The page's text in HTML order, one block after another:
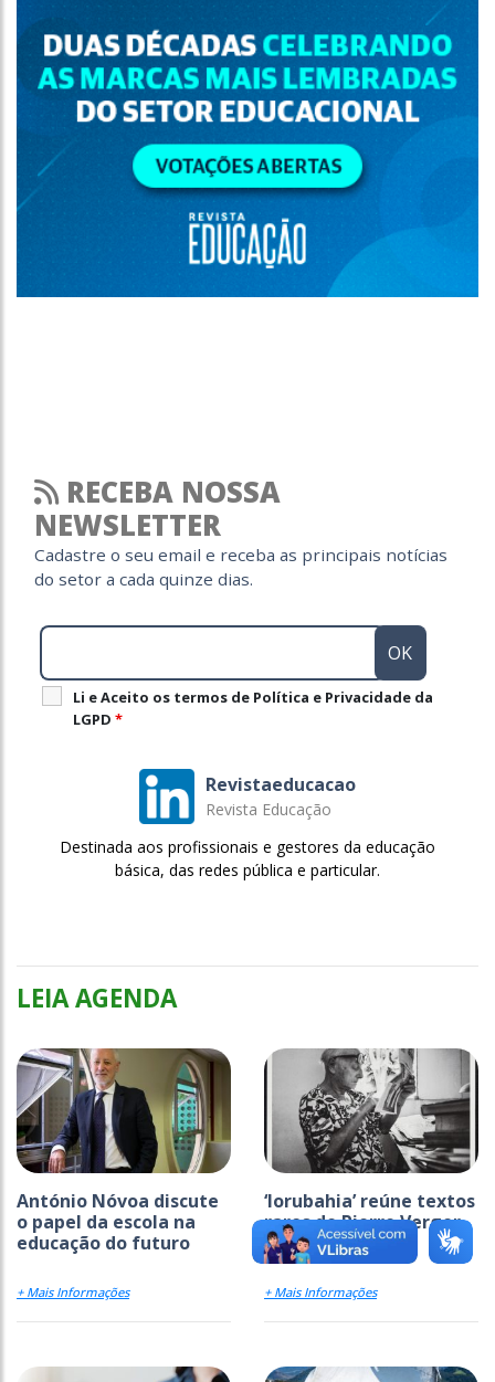
RECEBA NOSSA
NEWSLETTER
Cadastre o seu email e receba as principais notícias
do setor a cada quinze dias.
Li e Aceito os termos de Política e Privacidade da
LGPD *
Revistaeducacao
Revista Educação
Destinada aos profissionais e gestores da educação
básica, das redes pública e particular.
LEIA AGENDA
António Nóvoa discute
o papel da escola na
educação do futuro
+ Mais Informações
‘Iorubahia’ reúne textos
raros de Pierre Verger
+ Mais Informações